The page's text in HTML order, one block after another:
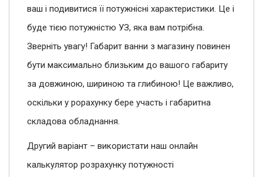
ваш і подивитися її потужнісні характеристики. Це і
буде тією потужністю УЗ, яка вам потрібна.
Зверніть увагу! Габарит ванни з магазину повинен
бути максимально близьким до вашого габариту
за довжиною, шириною та глибиною! Це важливо,
оскільки у рорахунку бере участь і габаритна
складова обладнання.
Другий варіант – використати наш онлайн
калькулятор розрахунку потужності